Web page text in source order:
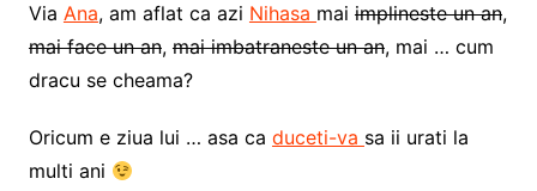
Via Ana, am aflat ca azi Nihasa mai implineste un an,
mai face un an, mai imbatraneste un an, mai … cum
dracu se cheama?
Oricum e ziua lui … asa ca duceti-va sa ii urati la
multi ani